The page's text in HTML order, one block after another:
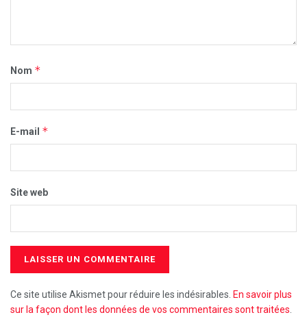
Nom *
E-mail *
Site web
Ce site utilise Akismet pour réduire les indésirables. En savoir plus
sur la façon dont les données de vos commentaires sont traitées